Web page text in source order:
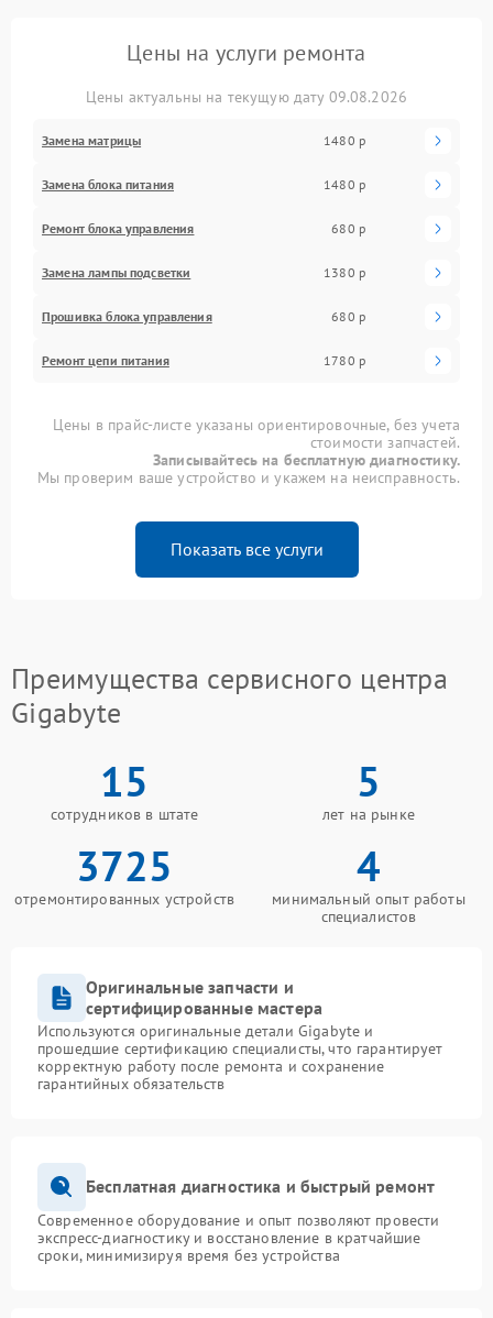
Цены на услуги ремонта
Цены актуальны на текущую дату 09.08.2026
Замена матрицы 1480 р
Замена блока питания 1480 р
Ремонт блока управления 680 р
Замена лампы подсветки 1380 р
Прошивка блока управления 680 р
Ремонт цепи питания 1780 р
Цены в прайс-листе указаны ориентировочные, без учета
стоимости запчастей.
Записывайтесь на бесплатную диагностику.
Мы проверим ваше устройство и укажем на неисправность.
Показать все услуги
Преимущества сервисного центра
Gigabyte
15
сотрудников в штате
5
лет на рынке
3725
отремонтированных устройств
4
минимальный опыт работы
специалистов
Оригинальные запчасти и
сертифицированные мастера
Используются оригинальные детали Gigabyte и
прошедшие сертификацию специалисты, что гарантирует
корректную работу после ремонта и сохранение
гарантийных обязательств
Бесплатная диагностика и быстрый ремонт
Современное оборудование и опыт позволяют провести
экспресс-диагностику и восстановление в кратчайшие
сроки, минимизируя время без устройства